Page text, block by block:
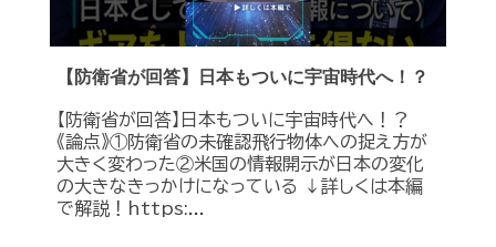
【防衛省が回答】日本もついに宇宙時代へ！？
【防衛省が回答】日本もついに宇宙時代へ！？
《論点》①防衛省の未確認飛行物体への捉え方が
大きく変わった②米国の情報開示が日本の変化
の大きなきっかけになっている ↓詳しくは本編
で解説！https:...